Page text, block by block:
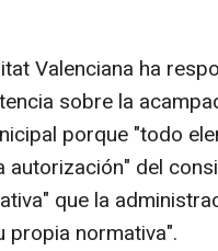
Valenciana ha
sobre la
porque "todo
autorización" del
que la
propia normativa".